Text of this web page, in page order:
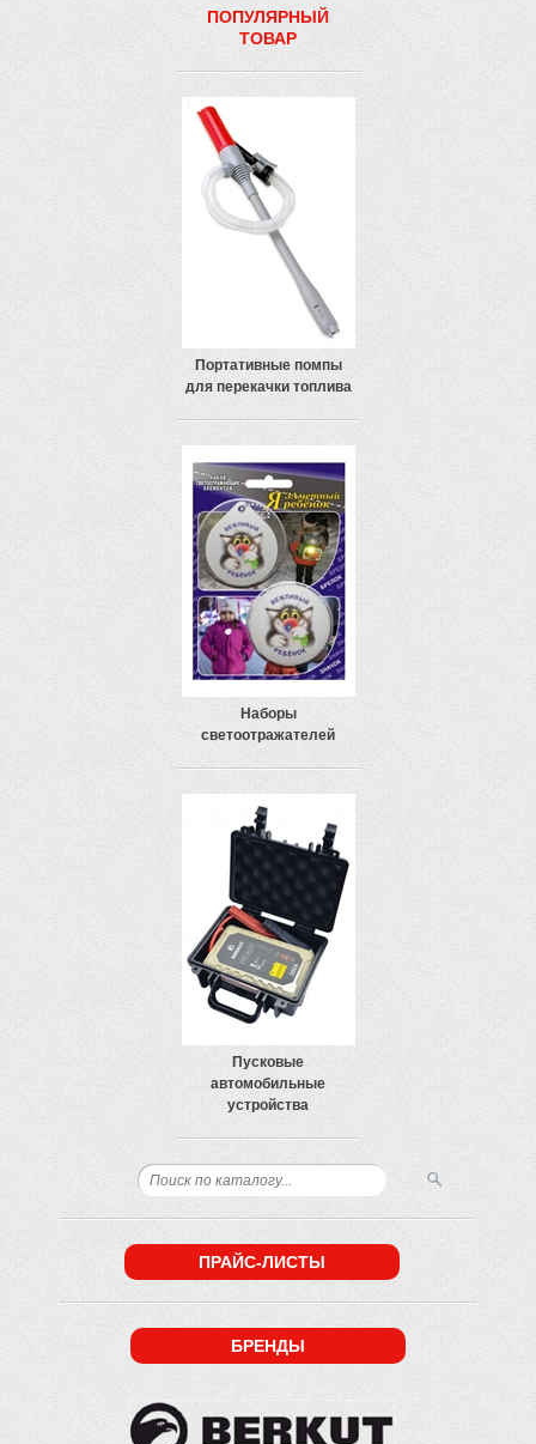
ПОПУЛЯРНЫЙ
ТОВАР
Портативные помпы
для перекачки топлива
Наборы
светоотражателей
Пусковые
автомобильные
устройства
ПРАЙС-ЛИСТЫ
БРЕНДЫ